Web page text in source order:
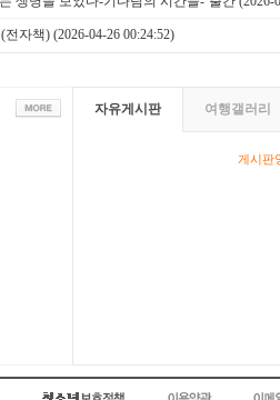
전자책) (2026-04-26 00:24:52)
자유게시판 여행갤러리
게시판